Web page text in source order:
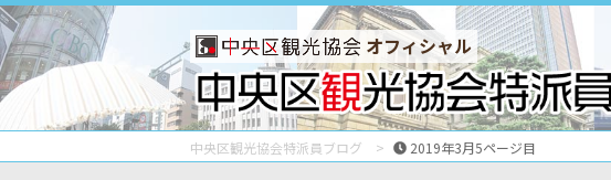
オフィシャル
中央区観光協会特派員ブログ 2019年3月5ページ目